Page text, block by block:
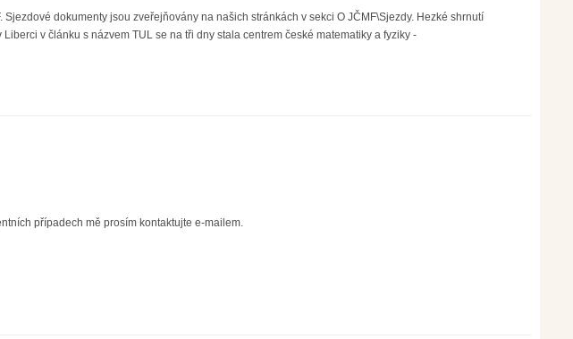
dokumenty jsou zveřejňovány na našich stránkách v sekci O JČMF\Sjezdy. Hezké shrnutí
v článku s názvem TUL se na tři dny stala centrem české matematiky a fyziky -
případech mě prosím kontaktujte e-mailem.